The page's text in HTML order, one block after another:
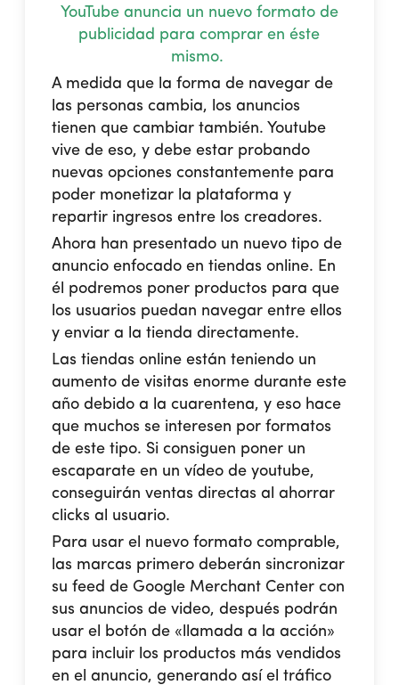
YouTube anuncia un nuevo formato de
publicidad para comprar en éste
mismo.
A medida que la forma de navegar de
las personas cambia, los anuncios
tienen que cambiar también. Youtube
vive de eso, y debe estar probando
nuevas opciones constantemente para
poder monetizar la plataforma y
repartir ingresos entre los creadores.
Ahora han presentado un nuevo tipo de
anuncio enfocado en tiendas online. En
él podremos poner productos para que
los usuarios puedan navegar entre ellos
y enviar a la tienda directamente.
Las tiendas online están teniendo un
aumento de visitas enorme durante este
año debido a la cuarentena, y eso hace
que muchos se interesen por formatos
de este tipo. Si consiguen poner un
escaparate en un vídeo de youtube,
conseguirán ventas directas al ahorrar
clicks al usuario.
Para usar el nuevo formato comprable,
las marcas primero deberán sincronizar
su feed de Google Merchant Center con
sus anuncios de video, después podrán
usar el botón de «llamada a la acción»
para incluir los productos más vendidos
en el anuncio, generando así el tráfico